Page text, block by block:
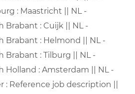
: Maastricht || NL -
Brabant : Cuijk || NL -
Brabant : Helmond || NL -
Brabant : Tilburg || NL -
Holland : Amsterdam || NL -
: Reference job description ||